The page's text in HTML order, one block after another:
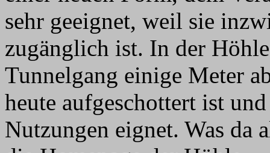
sehr geeignet, weil sie
zugänglich ist. In der
Tunnelgang einige Meter
heute aufgeschottert ist
Nutzungen eignet. Was da